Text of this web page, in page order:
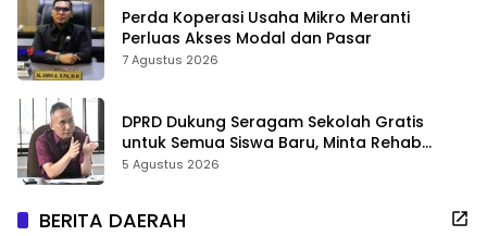
Perda Koperasi Usaha Mikro Meranti
Perluas Akses Modal dan Pasar
7 Agustus 2026
DPRD Dukung Seragam Sekolah Gratis
untuk Semua Siswa Baru, Minta Rehab
Sekolah Jangan Dikurangi
5 Agustus 2026
BERITA DAERAH